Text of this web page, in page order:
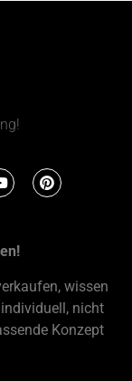
wissen
nicht
Konzept